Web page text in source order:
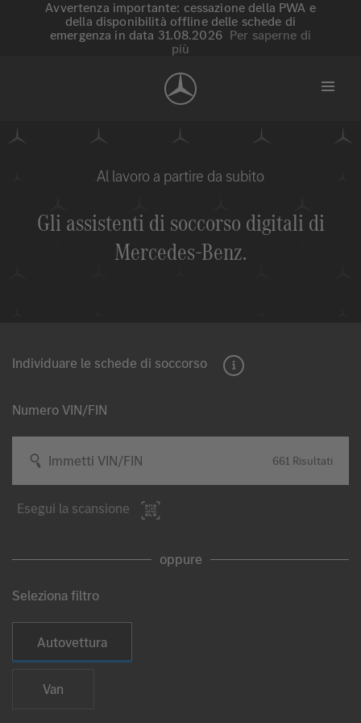
Avvertenza importante: cessazione della PWA e
della disponibilità offline delle schede di
emergenza in data 31.08.2026 Per saperne di
più
Gli assistenti di soccorso digitali di
Mercedes-Benz.
Al lavoro a partire da subito
Individuare le schede di soccorso
Numero VIN/FIN
Immetti VIN/FIN 661 Risultati
Esegui la scansione
oppure
Seleziona filtro
Seleziona tipo di veicolo
Autovettura
Van